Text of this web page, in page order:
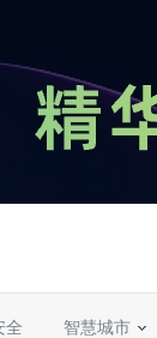
全 智慧城市